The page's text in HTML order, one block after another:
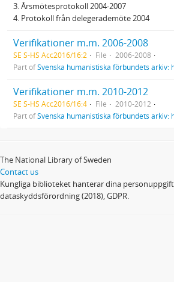
3. Årsmötesprotokoll 2004-2007
4. Protokoll från delegerademöte 2004
Verifikationer m.m. 2006-2008
SE S-HS Acc2016/16:2 File
2006-2008
Part ofSvenska humanistiska förbundets arkiv:
Verifikationer m.m. 2010-2012
SE S-HS Acc2016/16:4 File
2010-2012
Part ofSvenska humanistiska förbundets arkiv:
The National Library of Sweden
Contact us
Kungliga biblioteket hanterar dina
dataskyddsförordning (2018), GDPR.